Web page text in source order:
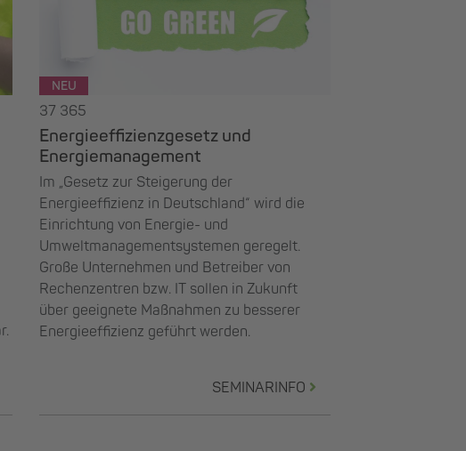
NEU
37 365
Energieeffizienzgesetz und
Energiemanagement
Im „Gesetz zur Steigerung der
Energieeffizienz in Deutschland“ wird die
Einrichtung von Energie- und
Umweltmanagementsystemen geregelt.
Große Unternehmen und Betreiber von
Rechenzentren bzw. IT sollen in Zukunft
über geeignete Maßnahmen zu besserer
Energieeffizienz geführt werden.
SEMINARINFO